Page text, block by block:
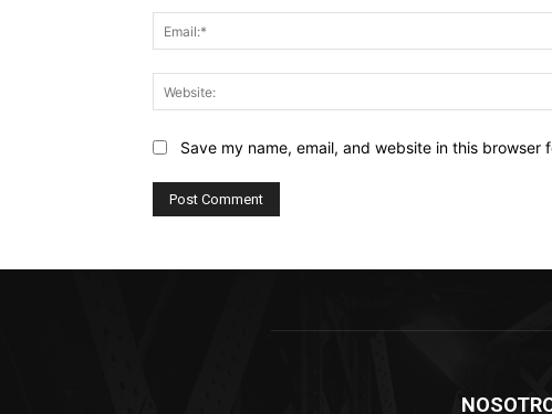
Save my name, email, and website in this browser